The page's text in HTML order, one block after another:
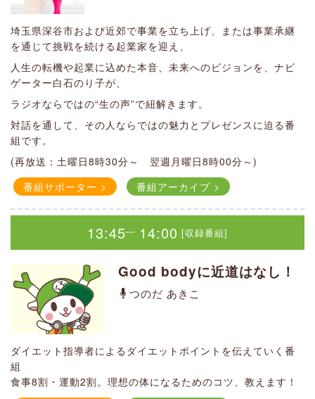
12:00｜ 12:30 [収録番組]
深谷市長の部屋
深谷市長 アシスタント：島野 美
小島進深谷市長が、自ら深谷市の様々な情報をお伝えする30
分です。
（毎月第4週目の月曜日の12時〜放送、第１週～第３・第5週
は再放送）
※他毎週金曜日、午前8時～再放送。
番組アーカイブ >
13:45｜ 14:00 [収録番組]
つのだ あきこ
12:00｜12:30 [収録番組]
President Session（再放送）
社長 神山 憲秀
（毎月第1週目に内容を更新、その他の週は再放送）
13:45｜14:00 [収録番組]
つのだ あきこ
ダイエット指導者によるダイエットポイントを伝えていく番
組
食事8割・運動2割。理想の体になるためのコツ、教えます！
番組サポーター >
14:00｜15:00
ふっか！GO！GO！
ィア・瑠璃子 第3週：島野 美智
平日の午後2時から1時間の生放送
市・地域情報やさまざまな内容をお知らせ
コーナー番組（提供：株式会社アシスト）
第1.3週：トコトコ、幸せ見ーつけた
第2.4週：あやのの知りたい！聞きたい！話したい！
11:00 12:00 [生放送]
名前で応援！なまエ～ル♪
（提供：こくさい保険サポート）
安達 充
「氏名」の中には「使命」が隠れています。それを日本語50
深谷市内のお店や人を名前を通して応援＆紹介します！
埼玉県深谷市および近郊で事業を立ち上げ、または事業承継
を通じて挑戦を続ける起業家を迎え、
人生の転機や起業に込めた本音、未来へのビジョンを、ナビ
ゲーター白石のり子が、
ラジオならではの“生の声”で紐解きます。
対話を通して、その人ならではの魅力とプレゼンスに迫る番
組です。
(再放送：土曜日8時30分～ 翌週月曜日8時00分～)
番組サポーター >
番組アーカイブ >
13:45｜ 14:00 [収録番組]
Good bodyに近道はなし！
つのだ あきこ
ダイエット指導者によるダイエットポイントを伝えていく番
組
食事8割・運動2割。理想の体になるためのコツ、教えます！